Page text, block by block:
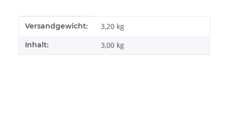
Produkteigenschaft
Wert
Versandgewicht: 3,20 kg
Inhalt: 3,00 kg